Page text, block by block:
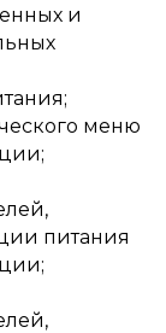
и
меню
питания